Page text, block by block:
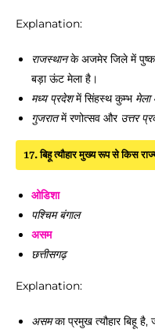
Explanation:
राजस्थानके अजमेर जिले में
बड़ा ऊंट मेला है।
मध्य प्रदेशमें सिंहस्थ कुम्भ मेला
गुजरातमें रणोत्सव और उत्तर
17. बिहू त्यौहार मुख्य रूप से किस
ओडिशा
पश्चिम बंगाल
असम
छत्तीसगढ़
Explanation:
असमका प्रमुख त्यौहार बिहू है,